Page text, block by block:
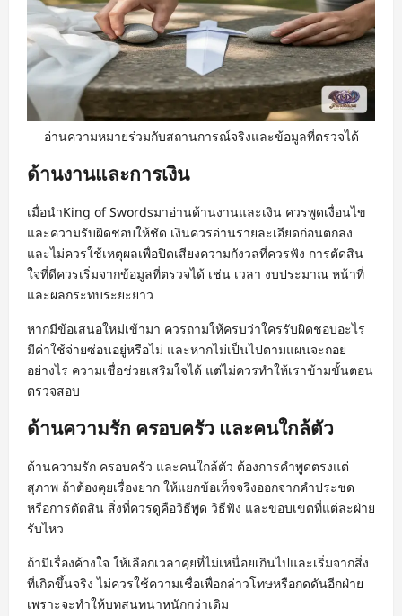
อ่านความหมายร่วมกับสถานการณ์จริงและข้อมูลที่ตรวจได้
ด้านงานและการเงิน
เมื่อนำKing of Swordsมาอ่านด้านงานและเงิน ควรพูดเงื่อนไข
และความรับผิดชอบให้ชัด เงินควรอ่านรายละเอียดก่อนตกลง
และไม่ควรใช้เหตุผลเพื่อปิดเสียงความกังวลที่ควรฟัง การตัดสิน
ใจที่ดีควรเริ่มจากข้อมูลที่ตรวจได้ เช่น เวลา งบประมาณ หน้าที่
และผลกระทบระยะยาว
หากมีข้อเสนอใหม่เข้ามา ควรถามให้ครบว่าใครรับผิดชอบอะไร
มีค่าใช้จ่ายซ่อนอยู่หรือไม่ และหากไม่เป็นไปตามแผนจะถอย
อย่างไร ความเชื่อช่วยเสริมใจได้ แต่ไม่ควรทำให้เราข้ามขั้นตอน
ตรวจสอบ
ด้านความรัก ครอบครัว และคนใกล้ตัว
ด้านความรัก ครอบครัว และคนใกล้ตัว ต้องการคำพูดตรงแต่
สุภาพ ถ้าต้องคุยเรื่องยาก ให้แยกข้อเท็จจริงออกจากคำประชด
หรือการตัดสิน สิ่งที่ควรดูคือวิธีพูด วิธีฟัง และขอบเขตที่แต่ละฝ่าย
รับไหว
ถ้ามีเรื่องค้างใจ ให้เลือกเวลาคุยที่ไม่เหนื่อยเกินไปและเริ่มจากสิ่ง
ที่เกิดขึ้นจริง ไม่ควรใช้ความเชื่อเพื่อกล่าวโทษหรือกดดันอีกฝ่าย
เพราะจะทำให้บทสนทนาหนักกว่าเดิม